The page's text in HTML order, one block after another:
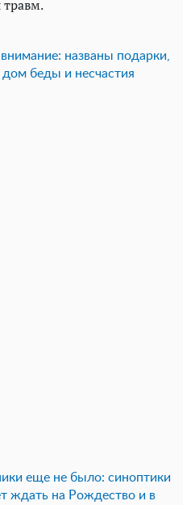
травм.
названы подарки,
беды и несчастия
еще не было: синоптики
ждать на Рождество и в